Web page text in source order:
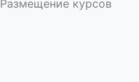
Размещение курсов